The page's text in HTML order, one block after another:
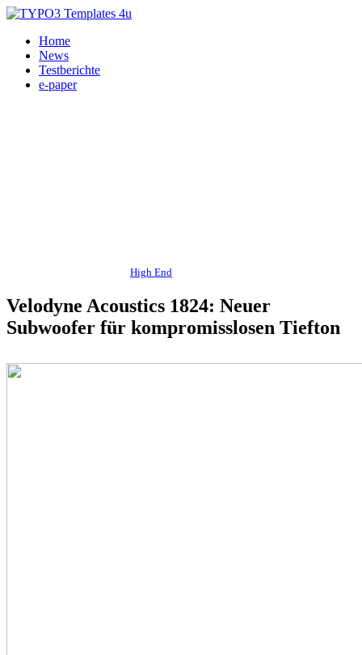
Home
News
Testberichte
e-paper
High End
Velodyne Acoustics 1824: Neuer
Subwoofer für kompromisslosen Tiefton